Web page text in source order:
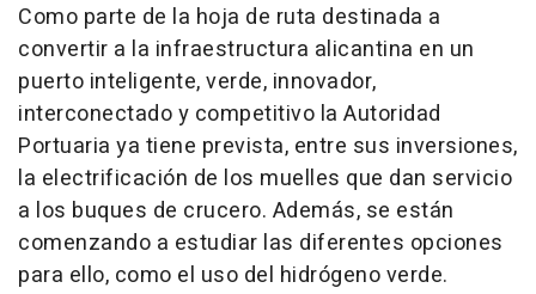
Como parte de la hoja de ruta destinada a
convertir a la infraestructura alicantina en un
puerto inteligente, verde, innovador,
interconectado y competitivo la Autoridad
Portuaria ya tiene prevista, entre sus inversiones,
la electrificación de los muelles que dan servicio
a los buques de crucero. Además, se están
comenzando a estudiar las diferentes opciones
para ello, como el uso del hidrógeno verde.